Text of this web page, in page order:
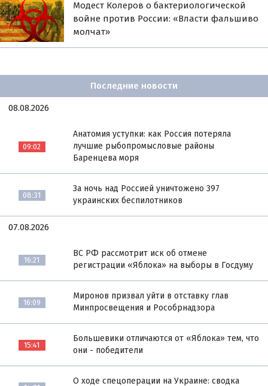
Модест Колеров о бактериологической
войне против России: «Власти фальшиво
молчат»
Последние новости
08.08.2026
09:02
Анатомия уступки: как Россия потеряла
лучшие рыбопромысловые районы
Баренцева моря
08:31
За ночь над Россией уничтожено 397
украинских беспилотников
07.08.2026
16:21
ВС РФ рассмотрит иск об отмене
регистрации «Яблока» на выборы в Госдуму
16:09
Миронов призвал уйти в отставку глав
Минпросвещения и Рособрнадзора
15:41
Большевики отличаются от «Яблока» тем, что
они - победители
О ходе спецоперации на Украине: сводка